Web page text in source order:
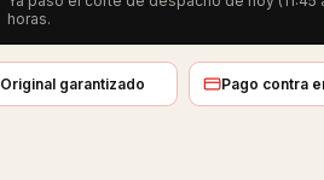
horas.
Original garantizado Pago contra